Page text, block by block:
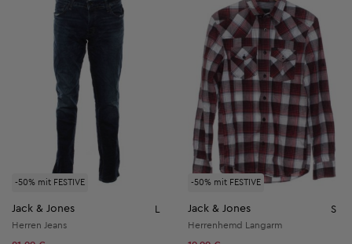
-50% mit FESTIVE
Jack & Jones L
Herren Jeans
-50% mit FESTIVE
Jack & Jones S
Herrenhemd Langarm